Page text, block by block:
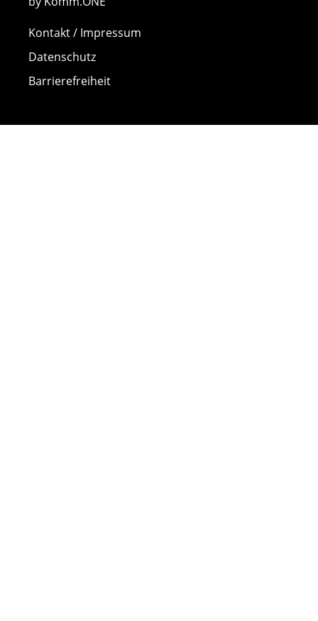
Kontakt / Impressum
Datenschutz
Barrierefreiheit